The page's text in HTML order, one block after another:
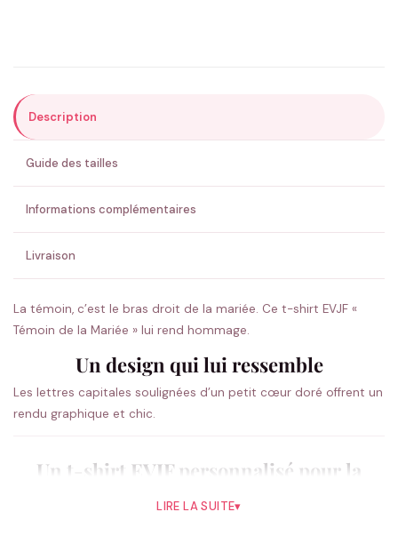
ENVOYER MA DEMANDE ✨
💚 Retour sous 24-48h🇫🇷 Flocage en France✅ Validation avant fabrication
Description
Guide des tailles
Informations complémentaires
Livraison
La témoin, c’est le bras droit de la mariée. Ce t-shirt EVJF «
Témoin de la Mariée » lui rend hommage.
Un design qui lui ressemble
Les lettres capitales soulignées d’un petit cœur doré offrent un
rendu graphique et chic.
Un t-shirt EVJF personnalisé pour la
team
LIRE LA SUITE▾